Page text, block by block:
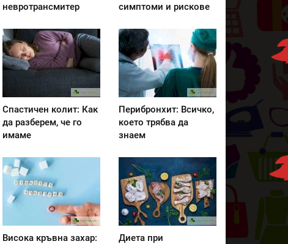
невротрансмитер
симптоми и рискове
Спастичен колит: Как
да разберем, че го
имаме
Перибронхит: Всичко,
което трябва да
знаем
Висока кръвна захар:
Диета при